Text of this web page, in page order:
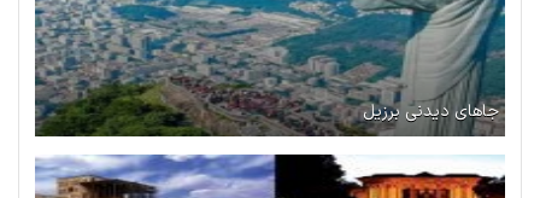
جاهای دیدنی برزیل